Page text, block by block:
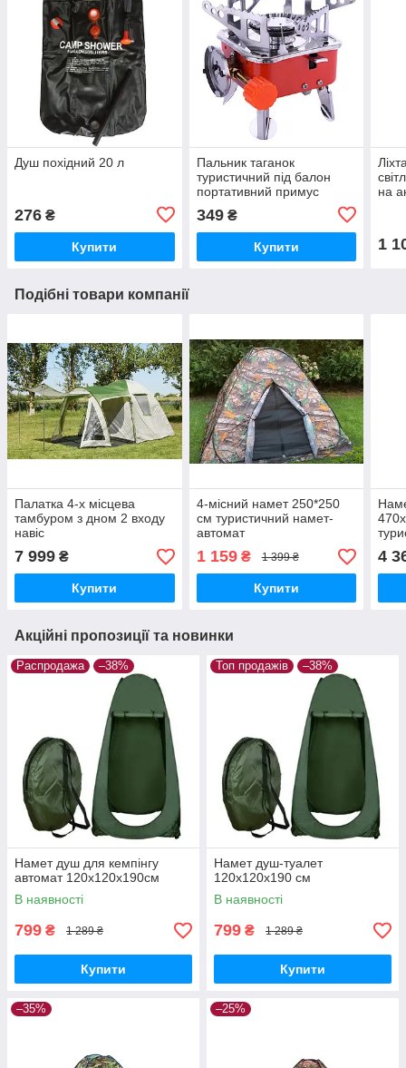
Душ похідний 20 л
276 ₴
Купити
Пальник таганок
туристичний під балон
портативний примус
349₴
Купити
на
1
Подібні товари компанії
Палатка 4-х місцева
тамбуром з дном 2 входу
навіс
7 999 ₴
Купити
4-місний намет 250*250
см туристичний намет-
автомат
1 159₴ 1 399 ₴
Купити
4
Акційні пропозиції та новинки
Распродажа –38%
Намет душ для кемпінгу
автомат 120x120x190см
В наявності
799 ₴ 1 289 ₴
Купити
Топ продажів –38%
Намет душ-туалет
120x120x190 см
В наявності
799 ₴ 1 289 ₴
Купити
–35% –25%